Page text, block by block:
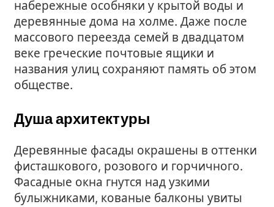
набережные особняки у крытой воды и
деревянные дома на холме. Даже после
массового переезда семей в двадцатом
веке греческие почтовые ящики и
названия улиц сохраняют память об этом
обществе.
Душа архитектуры
Деревянные фасады окрашены в оттенки
фисташкового, розового и горчичного.
Фасадные окна гнутся над узкими
булыжниками, кованые балконы увиты